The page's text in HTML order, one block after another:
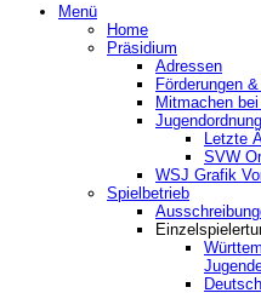
Menü
Home
Präsidium
Adressen
Förderungen
Mitmachen
Letzte
SVW
WSJ Grafik
Spielbetrieb